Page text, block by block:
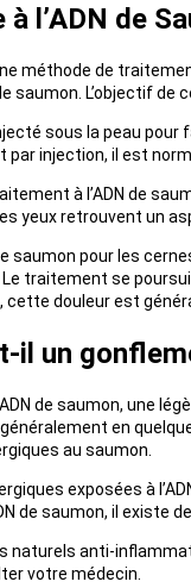
l’ADN de
méthode de
saumon. L’objectif
sous la peau
injection, il est
à l’ADN de
yeux retrouvent un
saumon pour les
traitement se
douleur est
il un
de saumon, une
en
au saumon.
exposées à
de saumon, il
naturels anti-
votre médecin.